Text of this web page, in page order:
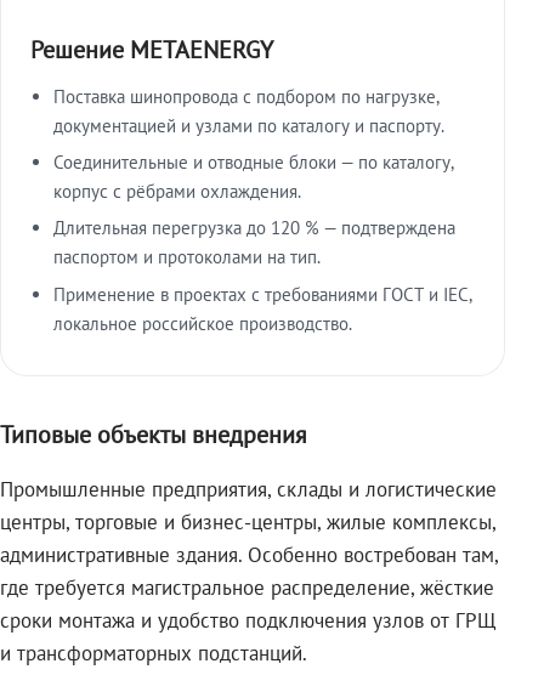
Решение METAENERGY
Поставка шинопровода с подбором по нагрузке,
документацией и узлами по каталогу и паспорту.
Соединительные и отводные блоки — по каталогу,
корпус с рёбрами охлаждения.
Длительная перегрузка до 120 % — подтверждена
паспортом и протоколами на тип.
Применение в проектах с требованиями ГОСТ и IEC,
локальное российское производство.
Типовые объекты внедрения
Промышленные предприятия, склады и логистические
центры, торговые и бизнес-центры, жилые комплексы,
административные здания. Особенно востребован там,
где требуется магистральное распределение, жёсткие
сроки монтажа и удобство подключения узлов от ГРЩ
и трансформаторных подстанций.